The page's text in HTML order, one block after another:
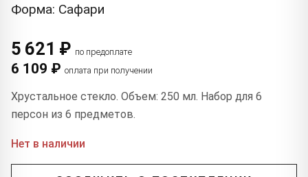
Форма: Сафари
5 621 ₽ по предоплате
6 109 ₽ оплата при получении
Хрустальное стекло. Объем: 250 мл. Набор для 6
персон из 6 предметов.
Нет в наличии